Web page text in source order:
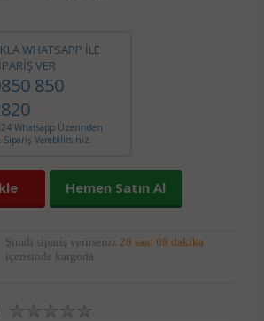
WHATSAPP İLE
VER
850
Whatsapp Üzerinden
Sipariş Verebilirsiniz.
Hemen Satın Al
Şimdi sipariş verirseniz 28 saat 08 dakika
içerisinde kargoda.